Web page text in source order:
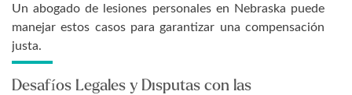
Un abogado de lesiones personales en Nebraska puede
manejar estos casos para garantizar una compensación
justa.
Desafíos Legales y Disputas con las